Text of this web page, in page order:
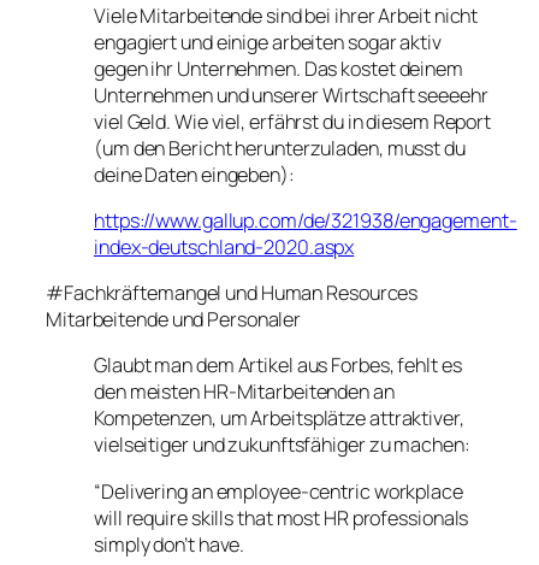
Viele Mitarbeitende sind bei ihrer Arbeit nicht
engagiert und einige arbeiten sogar aktiv
gegen ihr Unternehmen. Das kostet deinem
Unternehmen und unserer Wirtschaft seeeehr
viel Geld. Wie viel, erfährst du in diesem Report
(um den Bericht herunterzuladen, musst du
deine Daten eingeben):
https://www.gallup.com/de/321938/engagement-
index-deutschland-2020.aspx
#Fachkräftemangel und Human Resources
Mitarbeitende und Personaler
Glaubt man dem Artikel aus Forbes, fehlt es
den meisten HR-Mitarbeitenden an
Kompetenzen, um Arbeitsplätze attraktiver,
vielseitiger und zukunftsfähiger zu machen:
“Delivering an employee-centric workplace
will require skills that most HR professionals
simply don’t have.